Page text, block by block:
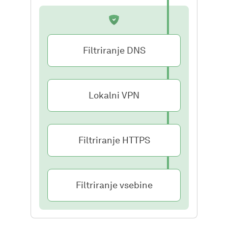
Filtriranje DNS
Lokalni VPN
Filtriranje HTTPS
Filtriranje vsebine